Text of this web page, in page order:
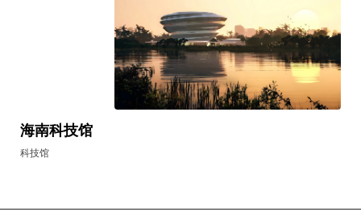
海南科技馆
科技馆